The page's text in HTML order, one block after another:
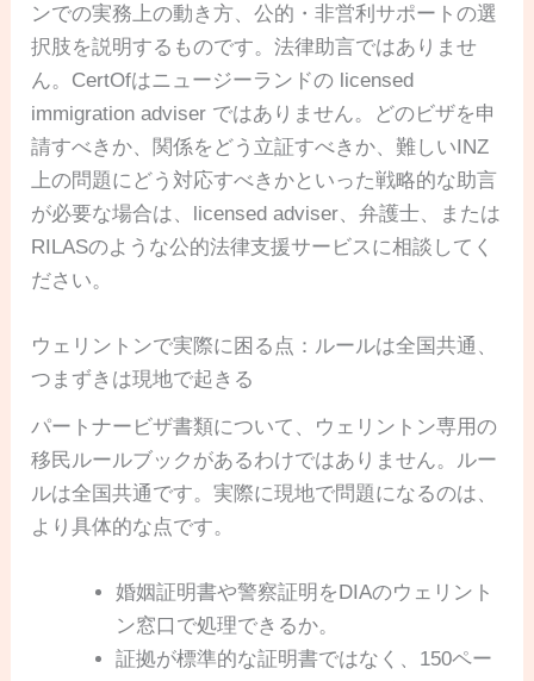
ンでの実務上の動き方、公的・非営利サポートの選
択肢を説明するものです。法律助言ではありませ
ん。CertOfはニュージーランドの licensed
immigration adviser ではありません。どのビザを申
請すべきか、関係をどう立証すべきか、難しいINZ
上の問題にどう対応すべきかといった戦略的な助言
が必要な場合は、licensed adviser、弁護士、または
RILASのような公的法律支援サービスに相談してく
ださい。
ウェリントンで実際に困る点：ルールは全国共通、
つまずきは現地で起きる
パートナービザ書類について、ウェリントン専用の
移民ルールブックがあるわけではありません。ルー
ルは全国共通です。実際に現地で問題になるのは、
より具体的な点です。
婚姻証明書や警察証明をDIAのウェリント
ン窓口で処理できるか。
証拠が標準的な証明書ではなく、150ペー